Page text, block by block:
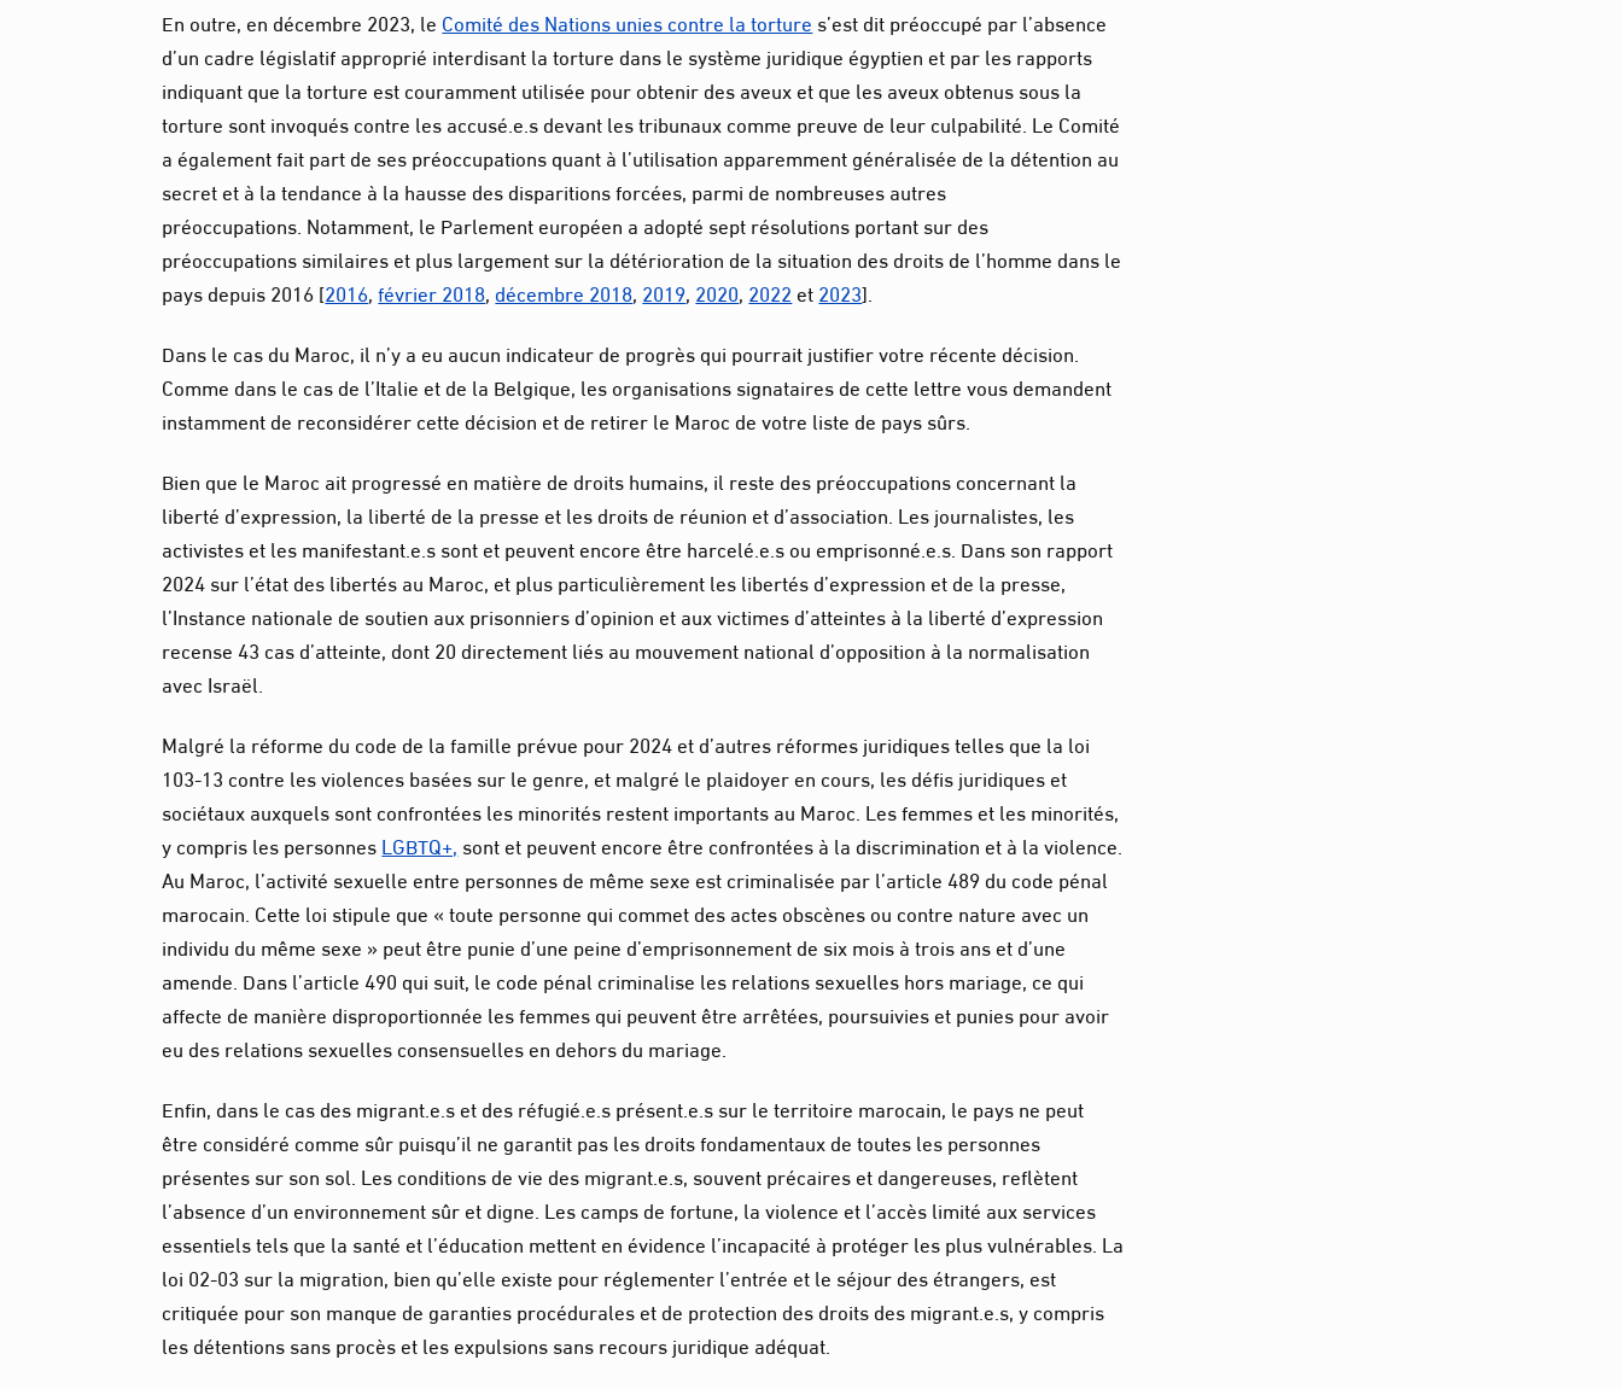
En outre, en décembre 2023, leComité des Nations unies contre la tortures’est dit préoccupé par l’absence
d’un cadre législatif approprié interdisant la torture dans le système juridique égyptien et par les rapports
indiquant que la torture est couramment utilisée pour obtenir des aveux et que les aveux obtenus sous la
torture sont invoqués contre les accusé.e.s devant les tribunaux comme preuve de leur culpabilité. Le Comité
a également fait part de ses préoccupations quant à l’utilisation apparemment généralisée de la détention au
secret et à la tendance à la hausse des disparitions forcées, parmi de nombreuses autres
préoccupations. Notamment, le Parlement européen a adopté sept résolutions portant sur des
préoccupations similaires et plus largement sur la détérioration de la situation des droits de l’homme dans le
pays depuis 2016 [2016,février 2018,décembre 2018,2019,2020,2022et2023].
Dans le cas du Maroc, il n’y a eu aucun indicateur de progrès qui pourrait justifier votre récente décision.
Comme dans le cas de l’Italie et de la Belgique, les organisations signataires de cette lettre vous demandent
instamment de reconsidérer cette décision et de retirer le Maroc de votre liste de pays sûrs.
Bien que le Maroc ait progressé en matière de droits humains, il reste des préoccupations concernant la
liberté d’expression, la liberté de la presse et les droits de réunion et d’association. Les journalistes, les
activistes et les manifestant.e.s sont et peuvent encore être harcelé.e.s ou emprisonné.e.s. Dans son rapport
2024 sur l’état des libertés au Maroc, et plus particulièrement les libertés d’expression et de la presse,
l’Instance nationale de soutien aux prisonniers d’opinion et aux victimes d’atteintes à la liberté d’expression
recense 43 cas d’atteinte, dont 20 directement liés au mouvement national d’opposition à la normalisation
avec Israël.
Malgré la réforme du code de la famille prévue pour 2024 et d’autres réformes juridiques telles que la loi
103-13 contre les violences basées sur le genre, et malgré le plaidoyer en cours, les défis juridiques et
sociétaux auxquels sont confrontées les minorités restent importants au Maroc. Les femmes et les minorités,
y compris les personnesLGBTQ+,sont et peuvent encore être confrontées à la discrimination et à la violence.
Au Maroc, l’activité sexuelle entre personnes de même sexe est criminalisée par l’article 489 du code pénal
marocain. Cette loi stipule que « toute personne qui commet des actes obscènes ou contre nature avec un
individu du même sexe » peut être punie d’une peine d’emprisonnement de six mois à trois ans et d’une
amende. Dans l’article 490 qui suit, le code pénal criminalise les relations sexuelles hors mariage, ce qui
affecte de manière disproportionnée les femmes qui peuvent être arrêtées, poursuivies et punies pour avoir
eu des relations sexuelles consensuelles en dehors du mariage.
Enfin, dans le cas des migrant.e.s et des réfugié.e.s présent.e.s sur le territoire marocain, le pays ne peut
être considéré comme sûr puisqu’il ne garantit pas les droits fondamentaux de toutes les personnes
présentes sur son sol. Les conditions de vie des migrant.e.s, souvent précaires et dangereuses, reflètent
l’absence d’un environnement sûr et digne. Les camps de fortune, la violence et l’accès limité aux services
essentiels tels que la santé et l’éducation mettent en évidence l’incapacité à protéger les plus vulnérables. La
loi 02-03 sur la migration, bien qu’elle existe pour réglementer l’entrée et le séjour des étrangers, est
critiquée pour son manque de garanties procédurales et de protection des droits des migrant.e.s, y compris
les détentions sans procès et les expulsions sans recours juridique adéquat.